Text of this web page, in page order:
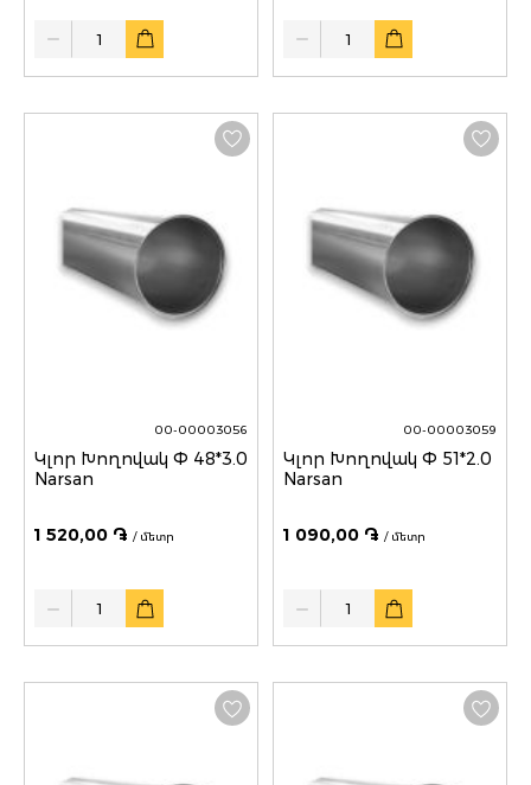
Quantity Quantity
00-00003056
Կլոր Խողովակ Փ 48*3.0
Narsan
1 520,00 ֏ / մետր
00-00003059
Կլոր Խողովակ Փ 51*2.0
Narsan
1 090,00 ֏ / մետր